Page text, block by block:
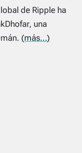
de Ripple ha
una
(más…)